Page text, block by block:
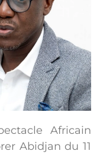
Africain
Abidjan du 11